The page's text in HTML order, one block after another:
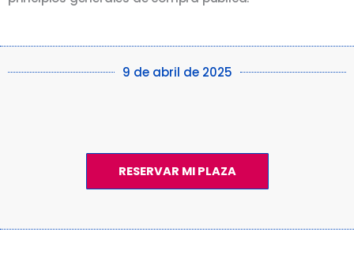
9 de abril de 2025
RESERVAR MI PLAZA